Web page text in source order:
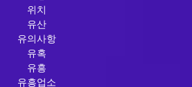
위치
유산
유의사항
유혹
유흥
유흥업소